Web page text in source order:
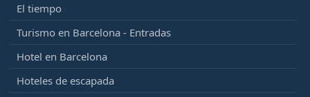
El tiempo
Turismo en Barcelona - Entradas
Hotel en Barcelona
Hoteles de escapada